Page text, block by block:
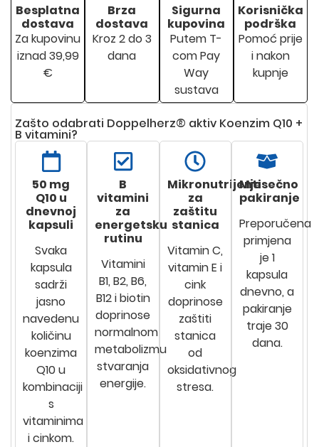
Besplatna
dostava
Za kupovinu
iznad 39,99
€
Brza
dostava
Kroz 2 do 3
dana
Sigurna
kupovina
Putem T-
com Pay
Way
sustava
Korisnička
podrška
Pomoć prije
i nakon
kupnje
Zašto odabrati Doppelherz® aktiv Koenzim Q10 +
B vitamini?
50 mg
Q10 u
dnevnoj
kapsuli
Svaka
kapsula
sadrži
jasno
navedenu
količinu
koenzima
Q10 u
kombinaciji
s
vitaminima
i cinkom.
B
vitamini
za
energetsku
rutinu
Vitamini
B1, B2, B6,
B12 i biotin
doprinose
normalnom
metabolizmu
stvaranja
energije.
Mikronutrijenti
za
zaštitu
stanica
Vitamin C,
vitamin E i
cink
doprinose
zaštiti
stanica
od
oksidativnog
stresa.
Mjesečno
pakiranje
Preporučena
primjena
je 1
kapsula
dnevno, a
pakiranje
traje 30
dana.